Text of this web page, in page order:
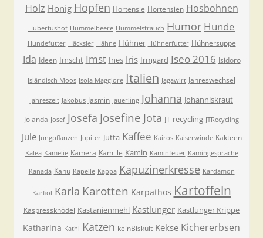
Holz Honig Hopfen Hortensie Hortensien Hosbohnen
Hubertushof Hummelbeere Hummelstrauch Humor Hunde
Hundefutter Häcksler Hähne Hühner Hühnerfutter Hühnersuppe
Ida Ideen Imscht Imst Ines Iris Irmgard Iseo 2016 Isidoro
Isländisch Moos Isola Maggiore Italien Jagawirt Jahreswechsel
Jahreszeit Jakobus Jasmin Jauerling Johanna Johanniskraut
Jolanda Josef Josefa Josefine Jota JT-recycling JTRecycling
Jule Jungpflanzen Jupiter Jutta Kaffee Kairos Kaiserwinde Kakteen
Kalea Kamelie Kamera Kamille Kamin Kaminfeuer Kamingespräche
Kanada Kanu Kapelle Kappa Kapuzinerkresse Kardamon
Karfiol Karla Karotten Karpathos Kartoffeln
Kaspressknödel Kastanienmehl Kastlunger Kastlunger Krippe
Katharina Kathi Katzen keinBiskuit Kekse Kichererbsen